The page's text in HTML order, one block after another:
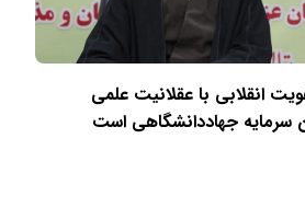
انقلابی با عقلانیت علمی
سرمایه جهاددانشگاهی است